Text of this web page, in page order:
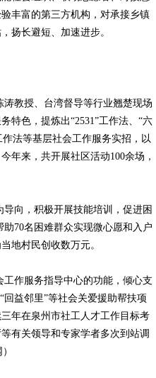
丰富的第三方机构，对承接乡镇
扬长避短、加速进步。
教授、台湾督导等行业翘楚现场
特色，提炼出“2531”工作法、“六
法等基层社会工作服务实招，以
年来，共开展社区活动100余场，
向，积极开展技能培训，促进困
70名困难群众实现微心愿和入户
地村民创收数万元。
作服务指导中心的功能，倾心支
益邻里”等社会关爱援助帮扶项
年在泉州市社工人才工作目标考
有关领导和专家学者多次到站调